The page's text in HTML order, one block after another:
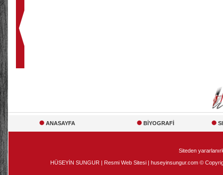
ANASAYFA BİYOGRAFİ
Siteden
HÜSEYİN SUNGUR | Resmi Web Sitesi | huseyinsungur.com ©